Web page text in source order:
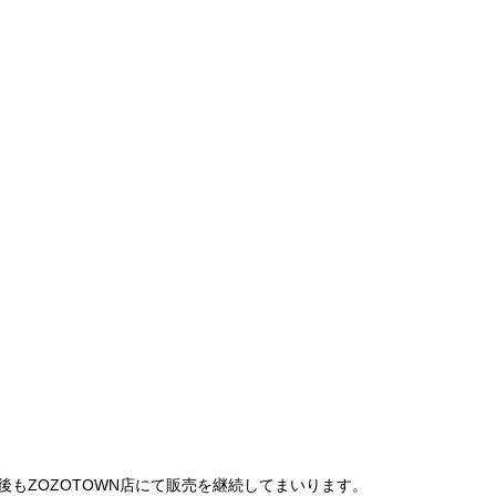
ZOZOTOWN店にて販売を継続してまいります。